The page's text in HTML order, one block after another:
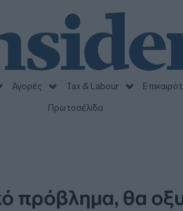
Αγορές Tax & Labour
Πρωτοσέλιδα
πρόβλημα, θα